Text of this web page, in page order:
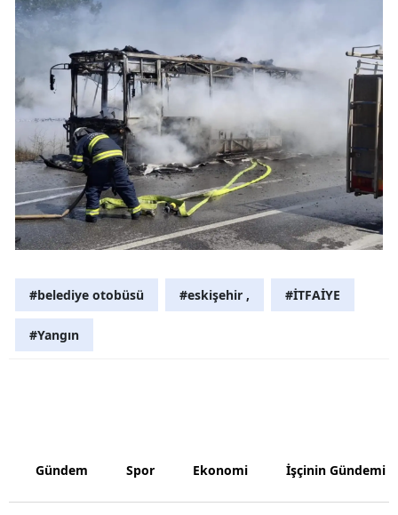
Şanlıurfa
Uşak
Van
Yozgat
Zonguldak
Aksaray
Karaman
Ardahan
#belediye otobüsü #eskişehir , #İTFAİYE
#Yangın
Gündem Spor Ekonomi İşçinin Gündemi